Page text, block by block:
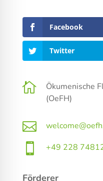
Facebook
Twitter

Ökumenische
(OeFH)

 +49 228
Förderer